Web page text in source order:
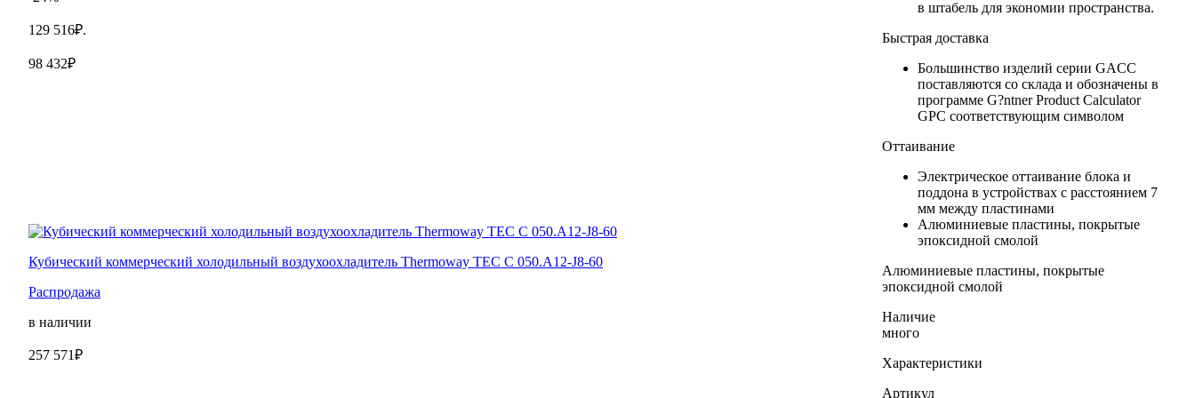
129 516₽.
98 432₽
Кубический коммерческий холодильный воздухоохладитель Thermoway TEC C 050.A12-J8-60
Распродажа
в наличии
257 571₽
в штабель для экономии пространства.
Быстрая доставка
Большинство изделий серии GACC
поставляются со склада и обозначены в
программе G?ntner Product Calculator
GPC соответствующим символом
Оттаивание
Электрическое оттаивание блока и
поддона в устройствах с расстоянием 7
мм между пластинами
Алюминиевые пластины, покрытые
эпоксидной смолой
Алюминиевые пластины, покрытые
эпоксидной смолой
Наличие
много
Характеристики
Артикул